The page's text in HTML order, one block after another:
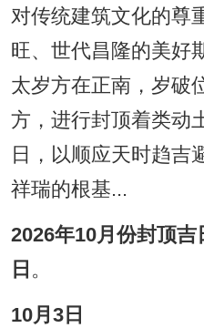
对传统建筑文化的尊
旺、世代昌隆的美好
太岁方在正南，岁破
方，进行封顶着类动
日，以顺应天时趋吉
祥瑞的根基...
2026年10月份封顶
日 。
10月3日